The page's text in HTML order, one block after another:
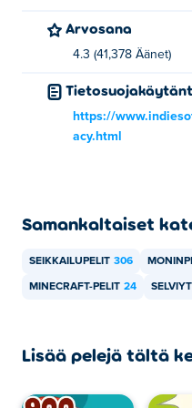
Voit pelata Fantasy
Voinko pelata
mobiililaitteilla ja
Fantasy Sandboxia voi
mobiililaitteilla, kuten
pelata ystäväsi kanssa
Arvosana
4.3 (41,378 Äänet)
https://
acy.html
Samankaltaiset
SEIKKAILUPELIT 306
MINECRAFT-PELIT 24
Lisää pelejä tältä